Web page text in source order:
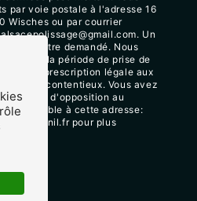
par voie postale à l'adresse 16
Wisches ou par courrier
Un
vous être demandé. Nous
pendant la période de prise de
de prescription légale aux
des contentieux. Vous avez
la liste d'opposition au
disponible à cette adresse:
le site cnil.fr pour plus